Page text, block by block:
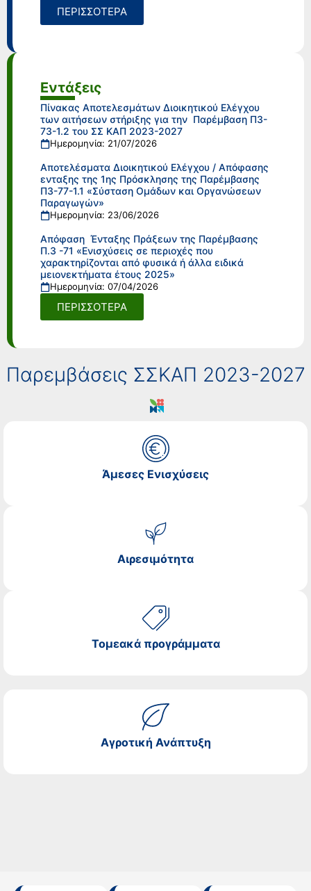
ΠΕΡΙΣΣΟΤΕΡΑ
Εντάξεις
Πίνακας Αποτελεσμάτων Διοικητικού Ελέγχου
των αιτήσεων στήριξης για την Παρέμβαση Π3-
73-1.2 του ΣΣ ΚΑΠ 2023-2027
Ημερομηνία: 21/07/2026
Αποτελέσματα Διοικητικού Ελέγχου / Απόφασης
ενταξης της 1ης Πρόσκλησης της Παρέμβασης
Π3-77-1.1 «Σύσταση Ομάδων και Οργανώσεων
Παραγωγών»
Ημερομηνία: 23/06/2026
Απόφαση Ένταξης Πράξεων της Παρέμβασης
Π.3 -71 «Ενισχύσεις σε περιοχές που
χαρακτηρίζονται από φυσικά ή άλλα ειδικά
μειονεκτήματα έτους 2025»
Ημερομηνία: 07/04/2026
ΠΕΡΙΣΣΟΤΕΡΑ
Παρεμβάσεις ΣΣΚΑΠ 2023-2027
Άμεσες Ενισχύσεις
Αιρεσιμότητα
Τομεακά προγράμματα
Αγροτική Ανάπτυξη